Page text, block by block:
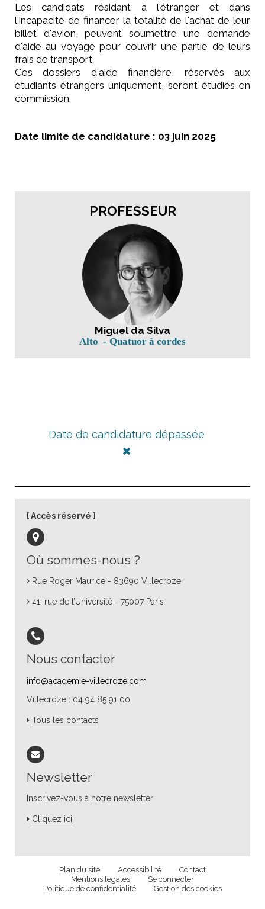
Les candidats résidant à l'étranger et dans
l'incapacité de financer la totalité de l'achat de leur
billet d'avion, peuvent soumettre une demande
d'aide au voyage pour couvrir une partie de leurs
frais de transport.
Ces dossiers d'aide financière, réservés aux
étudiants étrangers uniquement, seront étudiés en
commission.
Date limite de candidature : 03 juin 2025
PROFESSEUR
Miguel da Silva
Alto Quatuor à cordes
Date de candidature dépassée
Où sommes-nous ?
Rue Roger Maurice - 83690 Villecroze
41, rue de l’Université - 75007 Paris
Nous contacter
info@academie-villecroze.com
Villecroze : 04 94 85 91 00
Tous les contacts
Newsletter
Inscrivez-vous à notre newsletter
Cliquez ici
Accès réservé
Plan du site Accessibilité
Contact
Mentions légales
Se connecter
Politique de confidentialité
Gestion des cookies